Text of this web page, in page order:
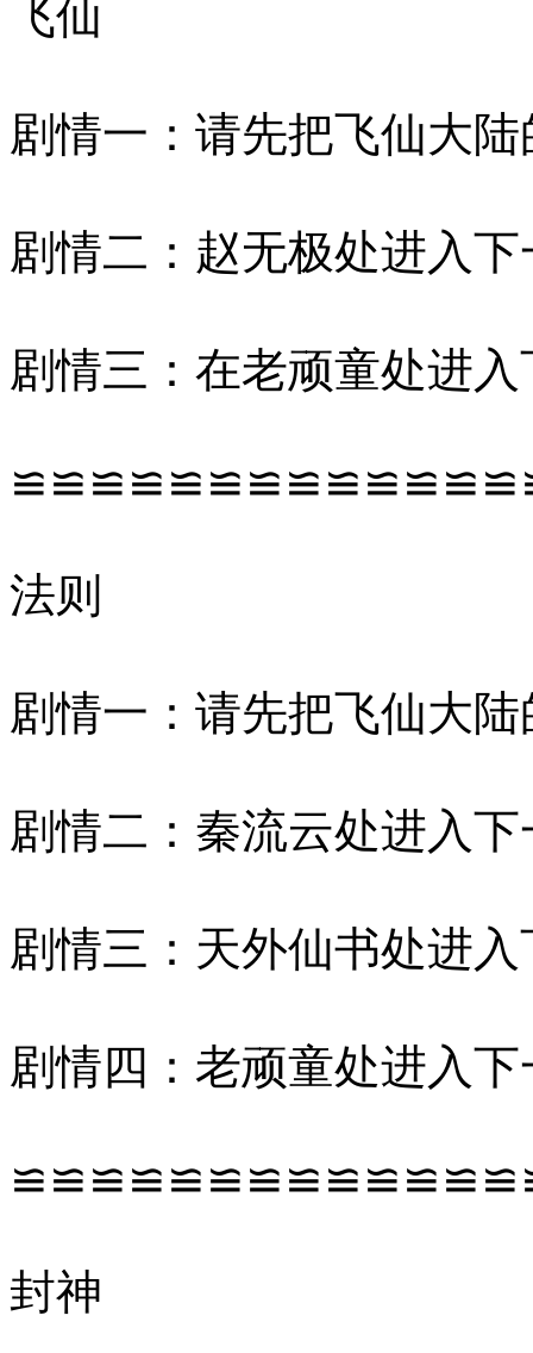
飞仙
剧情一：请先把飞仙大
剧情二：赵无极处进入
剧情三：在老顽童处进
法则
剧情一：请先把飞仙大
剧情二：秦流云处进入
剧情三：天外仙书处进
剧情四：老顽童处进入
封神